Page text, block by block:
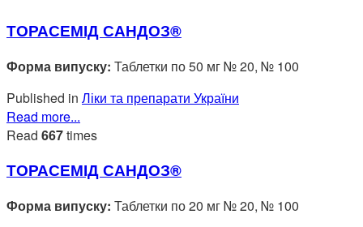
ТОРАСЕМІД САНДОЗ®
Форма випуску: Таблетки по 50 мг № 20, № 100
Published in Ліки та препарати України
Read more...
Read 667times
ТОРАСЕМІД САНДОЗ®
Форма випуску: Таблетки по 20 мг № 20, № 100